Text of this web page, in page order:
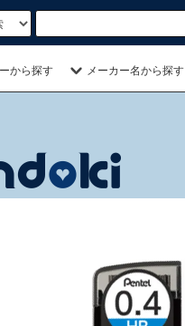
から探す メーカー名から探す